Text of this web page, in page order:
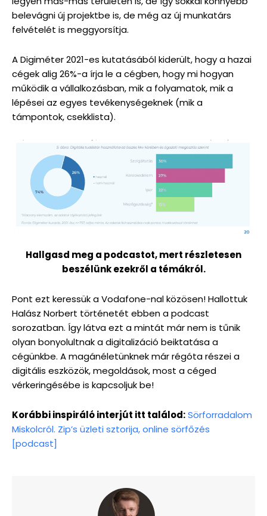
belevágni új projektbe is, de még az új munkatárs
felvételét is meggyorsítja.
A Digiméter 2021-es kutatásából kiderült, hogy a hazai
cégek alig 26%-a írja le a cégben, hogy mi hogyan
működik a vállalkozásban, mik a folyamatok, mik a
lépései az egyes tevékenységeknek (mik a
támpontok, csekklista).
Hallgasd meg a podcastot, mert részletesen
beszélünk ezekről a témákról.
Pont ezt keressük a Vodafone-nal közösen! Hallottuk
Halász Norbert történetét ebben a podcast
sorozatban. Így látva ezt a mintát már nem is tűnik
olyan bonyolultnak a digitalizáció beiktatása a
cégünkbe. A magánéletünknek már régóta részei a
digitális eszközök, megoldások, most a céged
vérkeringésébe is kapcsoljuk be!
Korábbi inspiráló interjút itt találod:Sörforradalom
Miskolcról. Zip’s üzleti sztorija, online sörfőzés
[podcast]